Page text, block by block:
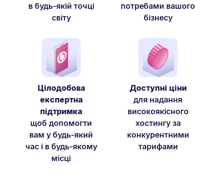
в будь-якій точці
світу
потребами вашого
бізнесу
Цілодобова
експертна
підтримка
щоб допомогти
вам у будь-який
час і в будь-якому
місці
Доступні ціни
для надання
високоякісного
хостингу за
конкурентними
тарифами